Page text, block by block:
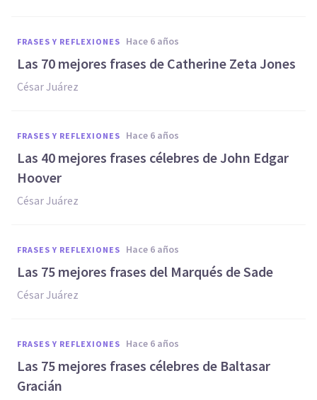
FRASES Y REFLEXIONES hace 6 años
Las 70 mejores frases de Catherine Zeta Jones
César Juárez
FRASES Y REFLEXIONES hace 6 años
Las 40 mejores frases célebres de John Edgar
Hoover
César Juárez
FRASES Y REFLEXIONES hace 6 años
Las 75 mejores frases del Marqués de Sade
César Juárez
FRASES Y REFLEXIONES hace 6 años
Las 75 mejores frases célebres de Baltasar
Gracián